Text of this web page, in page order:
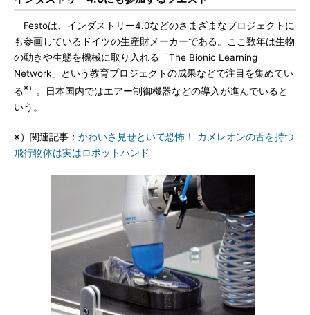
Festoは、インダストリー4.0などのさまざまなプロジェクトに
も参画しているドイツの生産財メーカーである。ここ数年は生物
の動きや生態を機械に取り入れる「The Bionic Learning
Network」という教育プロジェクトの成果などで注目を集めてい
る※）
。日本国内ではエアー制御機器などの導入が進んでいると
いう。
※）関連記事： かわいさ見せといて恐怖！ カメレオンの舌を持つ
飛行物体は実はロボットハンド